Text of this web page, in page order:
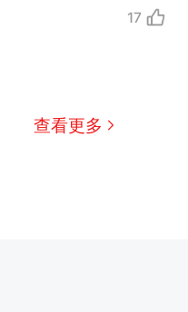
17
查看更多